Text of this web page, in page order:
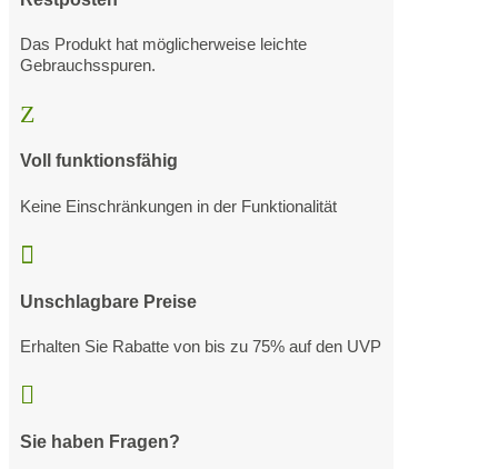
Das Produkt hat möglicherweise leichte
Gebrauchsspuren.
Z
Voll funktionsfähig
Keine Einschränkungen in der Funktionalität

Unschlagbare Preise
Erhalten Sie Rabatte von bis zu 75% auf den UVP

Sie haben Fragen?